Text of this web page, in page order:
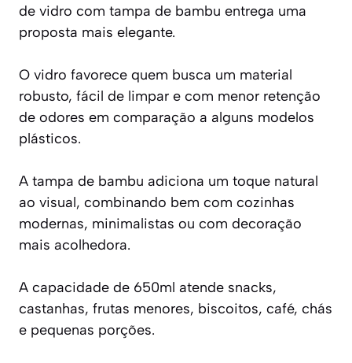
de vidro com tampa de bambu entrega uma
proposta mais elegante.
O vidro favorece quem busca um material
robusto, fácil de limpar e com menor retenção
de odores em comparação a alguns modelos
plásticos.
A tampa de bambu adiciona um toque natural
ao visual, combinando bem com cozinhas
modernas, minimalistas ou com decoração
mais acolhedora.
A capacidade de 650ml atende snacks,
castanhas, frutas menores, biscoitos, café, chás
e pequenas porções.